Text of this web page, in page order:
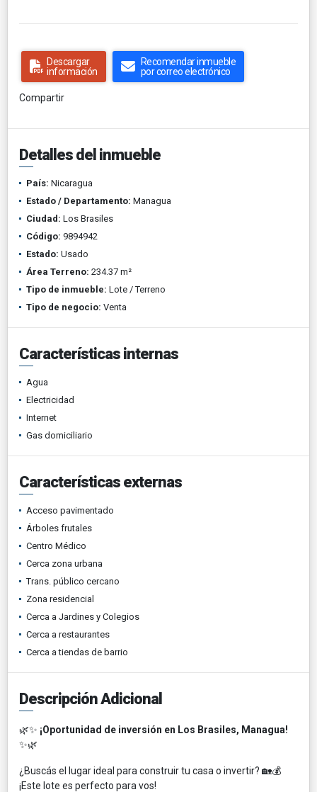
Descargar
información
Recomendar inmueble
por correo electrónico
Compartir
Detalles del inmueble
País: Nicaragua
Estado / Departamento: Managua
Ciudad: Los Brasiles
Código: 9894942
Estado: Usado
Área Terreno: 234.37 m²
Tipo de inmueble: Lote / Terreno
Tipo de negocio: Venta
Características internas
Agua
Electricidad
Internet
Gas domiciliario
Características externas
Acceso pavimentado
Árboles frutales
Centro Médico
Cerca zona urbana
Trans. público cercano
Zona residencial
Cerca a Jardines y Colegios
Cerca a restaurantes
Cerca a tiendas de barrio
Descripción Adicional
🌿✨ ¡Oportunidad de inversión en Los Brasiles, Managua!
✨🌿
¿Buscás el lugar ideal para construir tu casa o invertir? 🏡💰
¡Este lote es perfecto para vos!